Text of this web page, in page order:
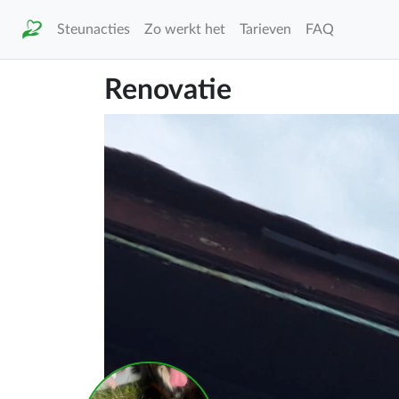
Steunacties Zo werkt het Tarieven FAQ
Renovatie